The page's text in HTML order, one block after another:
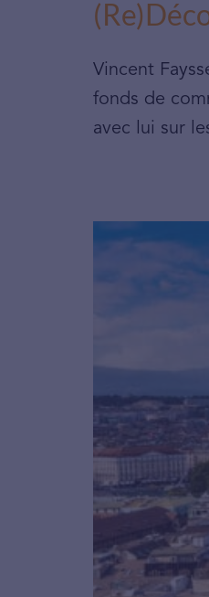
Vincent
fonds de
avec lui sur